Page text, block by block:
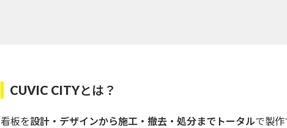
CUVIC CITYとは？
看板を設計・デザインから施工・撤去・処分までトータルで製